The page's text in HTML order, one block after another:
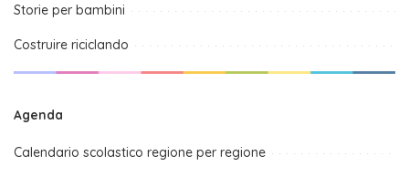
Storie per bambini
Costruire riciclando
Agenda
Calendario scolastico regione per regione